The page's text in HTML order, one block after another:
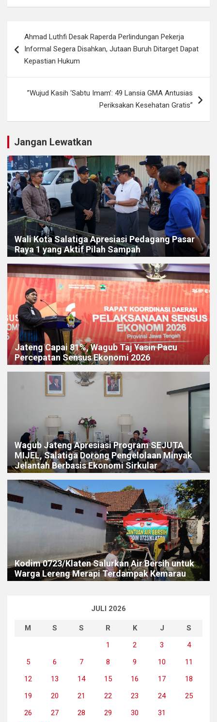
posAhmad Luthfi Desak Raperda Perlindungan Pekerja
Informal Segera Disahkan, Jutaan Buruh Ditarget Dapat
Kepastian Hukum
​”Wujud Kasih ‘Sabtu Imam’: 49 Lansia GMA Antusias
Periksakan Kesehatan Gratis”
Jangan Lewatkan
Wali Kota Salatiga Apresiasi Pedagang Pasar
Raya 1 yang Aktif Pilah Sampah
Jateng Capai 81%, Wagub Taj Yasin Pacu
Percepatan Sensus Ekonomi 2026
Wagub Jateng Apresiasi Program SEJUTA
MIJEL, Salatiga Dorong Pengelolaan Minyak
Jelantah Berbasis Ekonomi Sirkular
Kodim 0723/Klaten Salurkan Air Bersih untuk
Warga Lereng Merapi Terdampak Kemarau
JULI 2026
M S S R K J
S
1
2 3
4
5
6 7 8 9 10
11
12
13 14 15 16 17
18
19
20 21 22 23 24
25
26
27 28 29 30
31